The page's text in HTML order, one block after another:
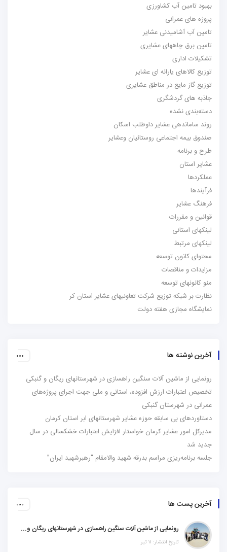
بهبود تامین آب کشاورزی
پروژه های عمرانی
تامین آب آشامیدنی عشایر
تامین برق چاههای عشایری
تشکیلات اداری
توزیع کالاهای یارانه ای عشایر
توزیع گاز مایع در مناطق عشایری
جاذبه های گردشگری
دسته‌بندی نشده
روند ساماندهی عشایر داوطلب اسکان
صندوق بیمه اجتماعی روستائیان وعشایر
طرح و برنامه
عشایر استان
عملکردها
فرآیندها
فرهنگ عشایر
قوانین و مقررات
لینکهای استانی
لینکهای مرتبط
محتوای کانون توسعه
مزایدات و مناقصات
منو کانونهای توسعه
نظارت بر شبکه توزیع شرکت تعاونیهای عشایر استان کر
نمایشگاه مجازی هفته دولت
آخرین نوشته ها
رونمایی از ماشین آلات سنگین راهسازی در شهرستانهای ریگان و گنبکی
تخصیص اعتبارات ارزش افزوده، استانی و ملی جهت اجرای پروژه‌های
عمرانی در شهرستان گنبکی
دستاوردهای بی سابقه حوزه عشایر شهرستانهای ابر استان کرمان
مدیرکل امور عشایر کرمان خواستار افزایش اعتبارات خشکسالی در سال
جدید شد
جلسه برنامه‌ریزی مراسم بدرقه شهید والامقام “رهبرشهید ایران”
آخرین پست ها
رونمایی از ماشین آلات سنگین راهسازی در شهرستانهای ریگان و گنبکی
تاریخ انتشار: ۱۱ تیر